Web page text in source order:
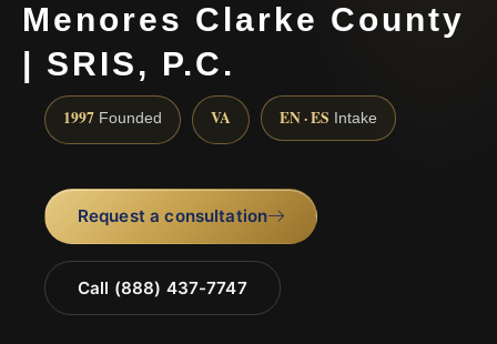
Menores Clarke County
| SRIS, P.C.
1997 Founded VA EN · ES Intake
Request a consultation
Call (888) 437-7747